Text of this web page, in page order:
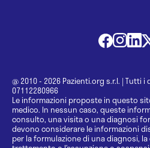
@ 2010 - 2026 Pazienti.org s.r.l. | Tutti i
07112280966
Le informazioni proposte in questo
medico. In nessun caso, queste
consulto, una visita o una diagnosi
devono considerare le informazioni
per la formulazione di una diagnosi,